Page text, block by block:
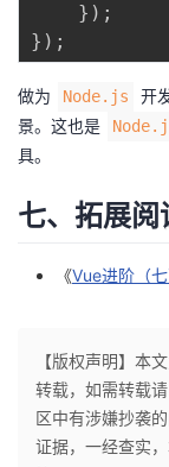
} ) ;
} ) ;
做为 Node.js 开
景。这也是
具。
七、拓展阅
《Vue进阶（
【版权声明】本
转载，如需转载
区中有涉嫌抄袭
证据，一经查实